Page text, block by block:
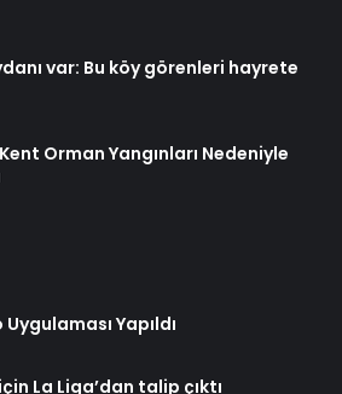
var: Bu köy görenleri hayrete
Orman Yangınları Nedeniyle
Yapıldı
La Liga’dan talip çıktı